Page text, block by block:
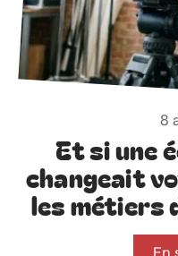
8
Et si une
changeait
les métiers
En